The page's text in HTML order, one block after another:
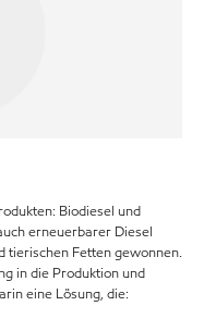
Biodiesel und
erneuerbarer Diesel
tierischen Fetten gewonnen.
in die Produktion und
eine Lösung, die: